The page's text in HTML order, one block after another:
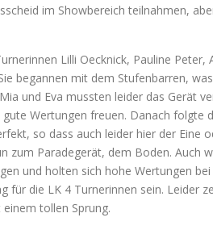
im Showbereich teilnahmen,
Lilli Oecknick, Pauline
begannen mit dem Stufenbarren,
und Eva mussten leider das Gerät
Wertungen freuen. Danach folgte
so dass auch leider hier der Eine
zum Paradegerät, dem Boden. Auch
und holten sich hohe Wertungen
für die LK 4 Turnerinnen sein. Leider
tollen Sprung.